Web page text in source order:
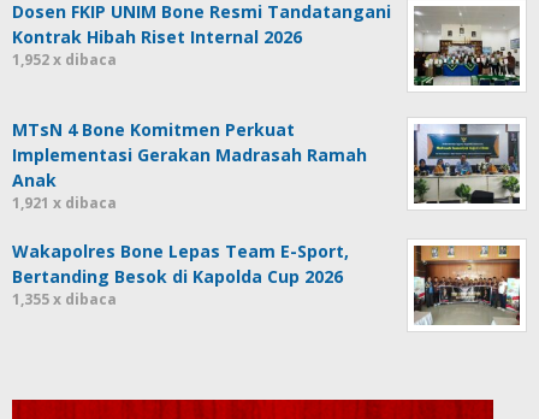
Dosen FKIP UNIM Bone Resmi Tandatangani
Kontrak Hibah Riset Internal 2026
1,952 x dibaca
MTsN 4 Bone Komitmen Perkuat
Implementasi Gerakan Madrasah Ramah
Anak
1,921 x dibaca
Wakapolres Bone Lepas Team E-Sport,
Bertanding Besok di Kapolda Cup 2026
1,355 x dibaca